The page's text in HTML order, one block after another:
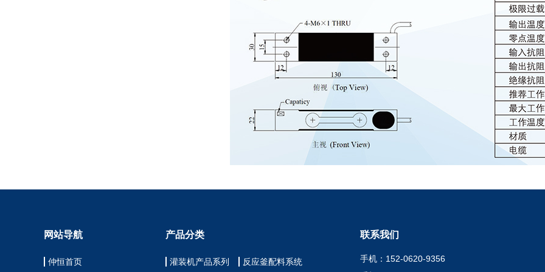
网站导航
仲恒首页
产品分类
灌装机产品系列 反应釜配料系统
联系我们
手机：152-0620-9356